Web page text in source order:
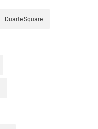
Duarte Square